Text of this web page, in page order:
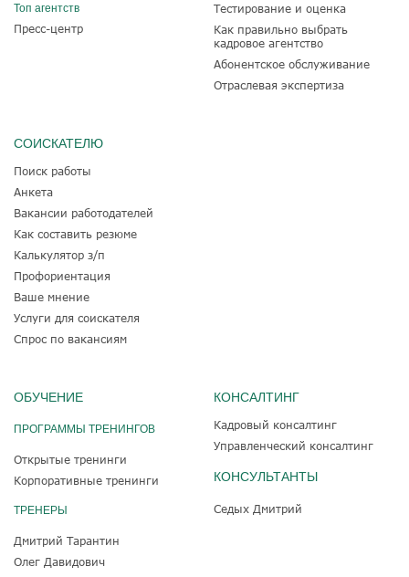
Топ агентств
Пресс-центр
Тестирование и оценка
Как правильно выбрать
кадровое агентство
Абонентское обслуживание
Отраслевая экспертиза
СОИСКАТЕЛЮ
Поиск работы
Анкета
Вакансии работодателей
Как составить резюме
Калькулятор з/п
Профориентация
Ваше мнение
Услуги для соискателя
Спрос по вакансиям
ОБУЧЕНИЕ
ПРОГРАММЫ ТРЕНИНГОВ
Открытые тренинги
Корпоративные тренинги
ТРЕНЕРЫ
Дмитрий Тарантин
Олег Давидович
КОНСАЛТИНГ
Кадровый консалтинг
Управленческий консалтинг
КОНСУЛЬТАНТЫ
Седых Дмитрий